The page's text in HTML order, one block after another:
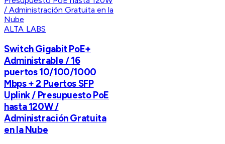
ALTA LABS
Switch Gigabit PoE+
Administrable / 16
puertos 10/100/1000
Mbps + 2 Puertos SFP
Uplink / Presupuesto PoE
hasta 120W /
Administración Gratuita
en la Nube